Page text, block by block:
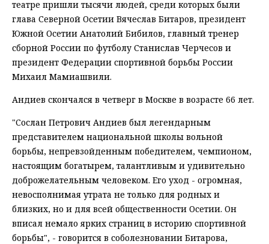
театре пришли тысячи людей, среди которых были
глава Северной Осетии Вячеслав Битаров, президент
Южной Осетии Анатолий Бибилов, главный тренер
сборной России по футболу Станислав Черчесов и
президент Федерации спортивной борьбы России
Михаил Мамиашвили.
Андиев скончался в четверг в Москве в возрасте 66 лет.
"Сослан Петрович Андиев был легендарным
представителем национальной школы вольной
борьбы, непревзойденным победителем, чемпионом,
настоящим богатырем, талантливым и удивительно
доброжелательным человеком. Его уход - огромная,
невосполнимая утрата не только для родных и
близких, но и для всей общественности Осетии. Он
вписал немало ярких страниц в историю спортивной
борьбы", - говорится в соболезновании Битарова,